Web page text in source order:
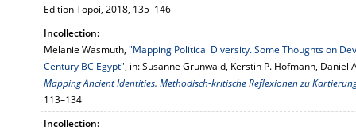
Edition Topoi, 2018, 135–146
Incollection:
Melanie Wasmuth, "Mapping Political Diversity. Some Thoughts on
Century BC Egypt", in: Susanne Grunwald, Kerstin P. Hofmann, Daniel
Mapping Ancient Identities. Methodisch-kritische Reflexionen zu
113–134
Incollection: